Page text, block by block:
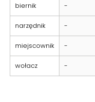
biernik -
narzędnik -
miejscownik -
wołacz -